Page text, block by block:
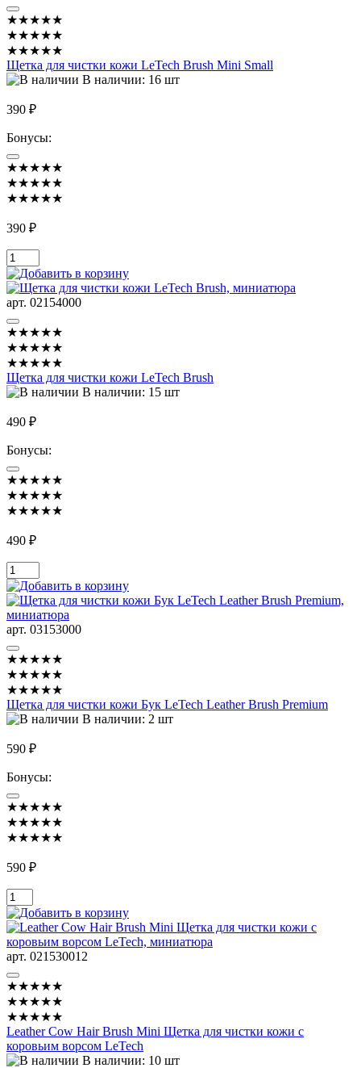
★★★★★
★★★★★
★★★★★
Щетка для чистки кожи LeTech Brush Mini Small
В наличии: 16 шт
390 ₽
Бонусы:
★★★★★
★★★★★
★★★★★
390 ₽
арт. 02154000
★★★★★
★★★★★
★★★★★
Щетка для чистки кожи LeTech Brush
В наличии: 15 шт
490 ₽
Бонусы:
★★★★★
★★★★★
★★★★★
490 ₽
арт. 03153000
★★★★★
★★★★★
★★★★★
Щетка для чистки кожи Бук LeTech Leather Brush Premium
В наличии: 2 шт
590 ₽
Бонусы:
★★★★★
★★★★★
★★★★★
590 ₽
арт. 021530012
★★★★★
★★★★★
★★★★★
Leather Cow Hair Brush Mini Щетка для чистки кожи с
коровьим ворсом LeTech
В наличии: 10 шт